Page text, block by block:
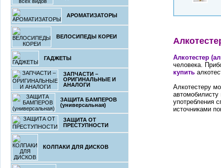
АРОМАТИЗАТОРЫ
ВЕЛОСИПЕДЫ КОРЕИ
ГАДЖЕТЫ
ЗАПЧАСТИ –
ОРИГИНАЛЬНЫЕ И
АНАЛОГИ
ЗАЩИТА БАМПЕРОВ
(универсальная)
ЗАЩИТА ОТ
ПРЕСТУПНОСТИ
КОЛПАКИ ДЛЯ ДИСКОВ
Алкотестер
человека.
купить
Алкотестеру
автомобилисту
употребления
источниками